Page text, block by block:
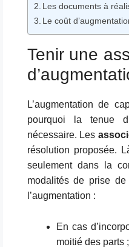
Les documents à
Le coût
Tenir une
L’augmentation de
pourquoi la tenue
nécessaire. Les
résolution proposée.
seulement dans la
modalités de prise
l’augmentation :
En cas
moitié des parts ;